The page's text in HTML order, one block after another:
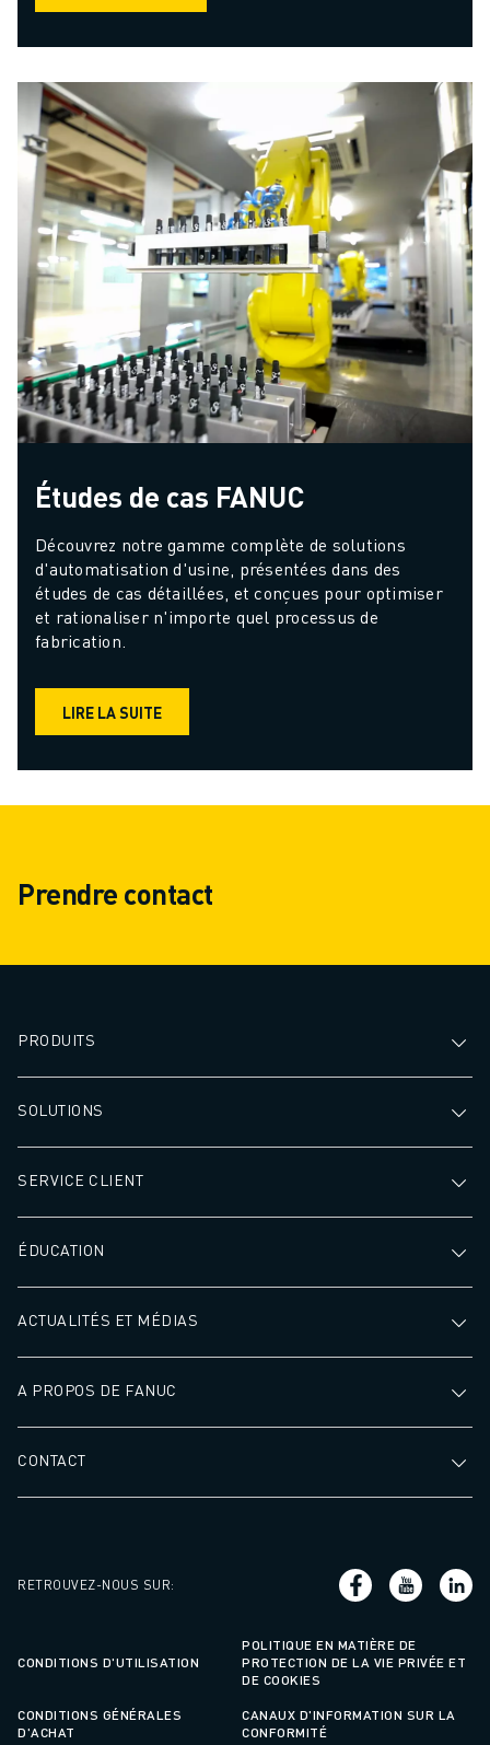
Études de cas FANUC
Découvrez notre gamme complète de solutions
d'automatisation d'usine, présentées dans des
études de cas détaillées, et conçues pour optimiser
et rationaliser n'importe quel processus de
fabrication.
LIRE LA SUITE
Prendre contact
PRODUITS
SOLUTIONS
SERVICE CLIENT
ÉDUCATION
ACTUALITÉS ET MÉDIAS
A PROPOS DE FANUC
CONTACT
RETROUVEZ-NOUS SUR:
CONDITIONS D'UTILISATION
POLITIQUE EN MATIÈRE DE
PROTECTION DE LA VIE PRIVÉE ET
DE COOKIES
CONDITIONS GÉNÉRALES
D'ACHAT
CANAUX D'INFORMATION SUR LA
CONFORMITÉ